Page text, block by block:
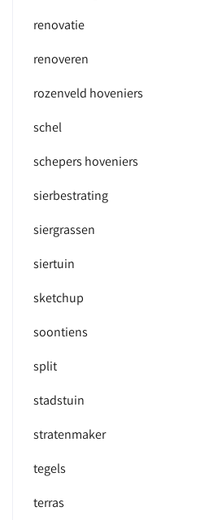
renovatie
renoveren
rozenveld hoveniers
schel
schepers hoveniers
sierbestrating
siergrassen
siertuin
sketchup
soontiens
split
stadstuin
stratenmaker
tegels
terras